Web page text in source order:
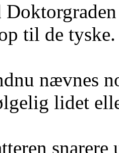
til de tyske.
nævnes
lidet
snarere